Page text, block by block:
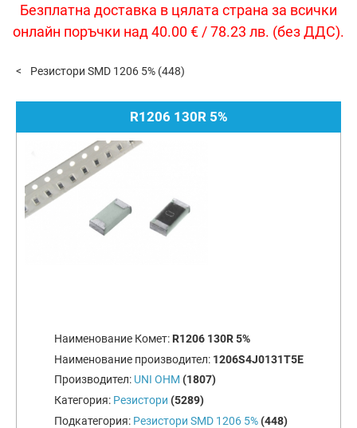
Безплатна доставка в цялата страна за всички
онлайн поръчки над 40.00 € / 78.23 лв. (без ДДС).
Резистори SMD 1206 5% (448)
R1206 130R 5%
Наименование Комет: R1206 130R 5%
Наименование производител: 1206S4J0131T5E
Производител: UNI OHM (1807)
Категория: Резистори (5289)
Подкатегория: Резистори SMD 1206 5% (448)